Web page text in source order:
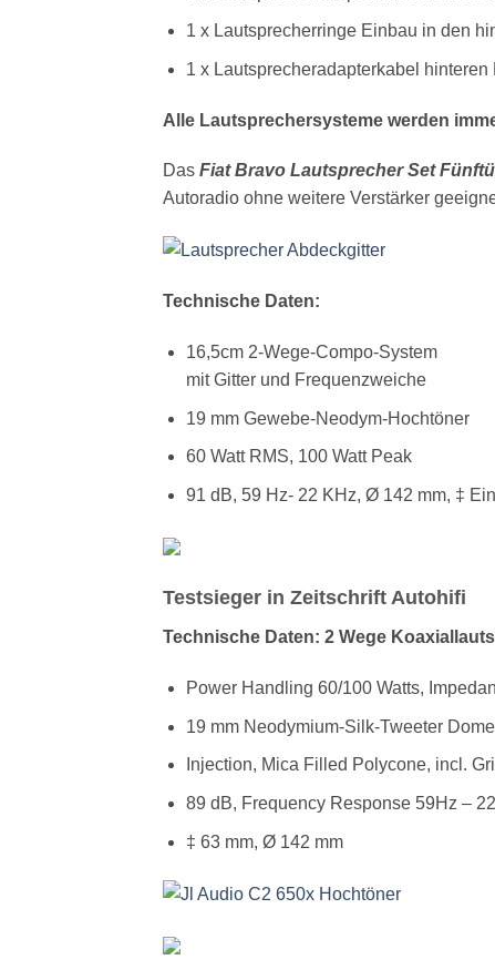
1 x Lautsprecherringe Einbau in den
1 x Lautsprecheradapterkabel hinteren
Alle Lautsprechersysteme werden
Das Fiat Bravo Lautsprecher Set
Autoradio ohne weitere Verstärker
Technische Daten:
16,5cm 2-Wege-Compo-System
mit Gitter und Frequenzweiche
19 mm Gewebe-Neodym-Hochtöner
60 Watt RMS, 100 Watt Peak
91 dB, 59 Hz- 22 KHz, Ø 142 mm, ‡
Testsieger in Zeitschrift Autohifi
Technische Daten: 2 Wege
Power Handling 60/100 Watts,
19 mm Neodymium-Silk-Tweeter Dome
Injection, Mica Filled Polycone, incl.
89 dB, Frequency Response 59Hz –
‡ 63 mm, Ø 142 mm